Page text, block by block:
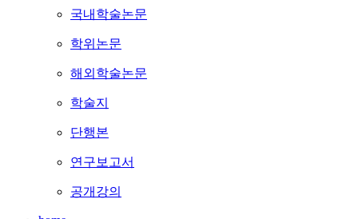
국내학술논문
학위논문
해외학술논문
학술지
단행본
연구보고서
공개강의